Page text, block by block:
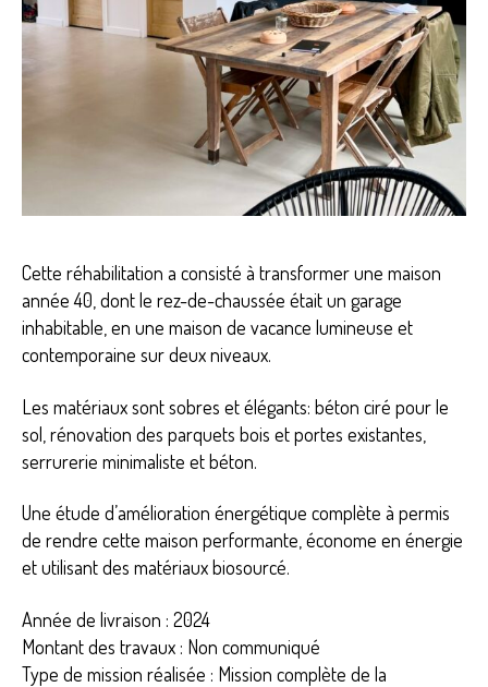
Cette réhabilitation a consisté à transformer une maison
année 40, dont le rez-de-chaussée était un garage
inhabitable, en une maison de vacance lumineuse et
contemporaine sur deux niveaux.
Les matériaux sont sobres et élégants: béton ciré pour le
sol, rénovation des parquets bois et portes existantes,
serrurerie minimaliste et béton.
Une étude d’amélioration énergétique complète à permis
de rendre cette maison performante, économe en énergie
et utilisant des matériaux biosourcé.
Année de livraison : 2024
Montant des travaux : Non communiqué
Type de mission réalisée : Mission complète de la